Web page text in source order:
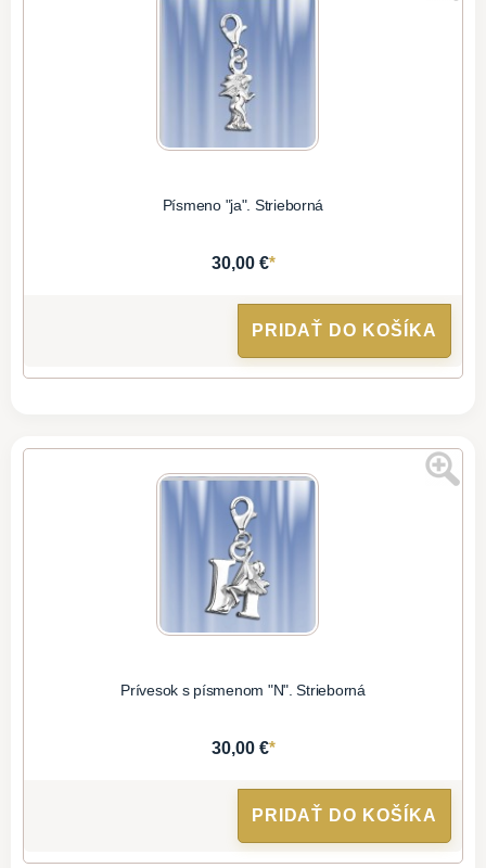
Písmeno "ja". Strieborná
30,00 €*
PRIDAŤ DO KOŠÍKA
Prívesok s písmenom "N". Strieborná
30,00 €*
PRIDAŤ DO KOŠÍKA